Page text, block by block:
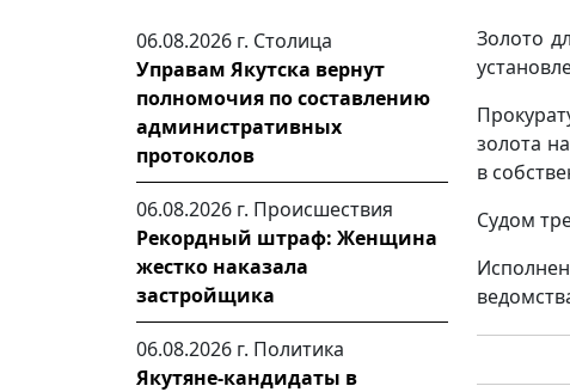
06.08.2026 г. Столица
Управам Якутска вернут
полномочия по составлению
административных
протоколов
06.08.2026 г. Происшествия
Рекордный штраф: Женщина
жестко наказала
застройщика
06.08.2026 г. Политика
Якутяне-кандидаты в
Золото
золота
в
Судом